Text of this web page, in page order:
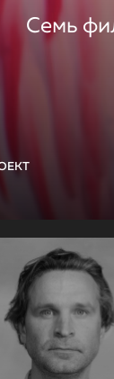
Семь